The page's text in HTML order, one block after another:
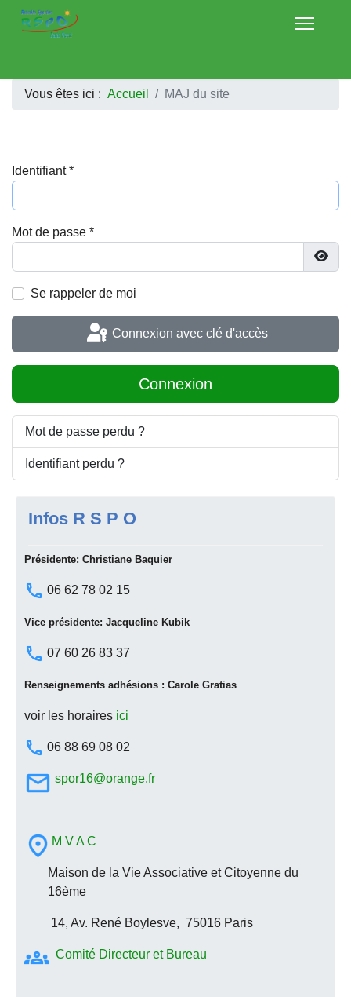
Vous êtes ici : Accueil MAJ du site
Identifiant*
Mot de passe *
Se rappeler de moi
Connexion avec clé d'accès
Connexion
Mot de passe perdu ?
Identifiant perdu ?
Infos R S P O
Présidente: Christiane Baquier
06 62 78 02 15
Vice présidente: Jacqueline Kubik
07 60 26 83 37
Renseignements adhésions : Carole Gratias
voir les horaires ici
06 88 69 08 02
spor16@orange.fr
M V A C
Maison de la Vie Associative et Citoyenne du
16ème
14, Av. René Boylesve, 75016 Paris
Comité Directeur et Bureau